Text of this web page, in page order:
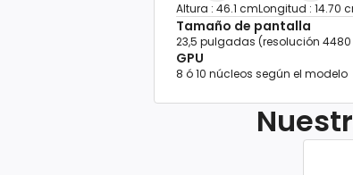
Altura : 46.1 cmLongitud : 14.70
Tamaño de pantalla
23,5 pulgadas (resolución 4480
GPU
8 ó 10 núcleos según el modelo